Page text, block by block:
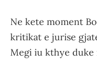
Ne kete moment
kritikat e jurise
Megi iu kthye duke